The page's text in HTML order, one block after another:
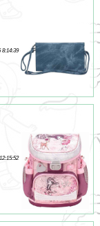
8:14:39